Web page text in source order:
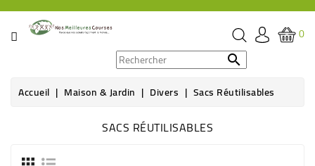
CATÉGORIE
ÉPICERIE
0

Accueil Maison & Jardin Divers Sacs Réutilisables
SACS RÉUTILISABLES